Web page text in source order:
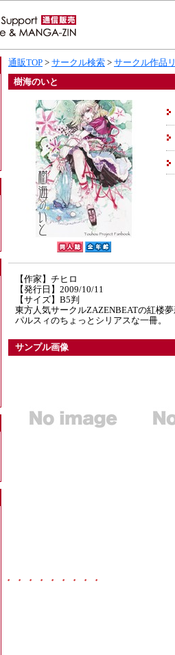
・・・・・・・・
通販TOP > サークル検索 > サークル作品
樹海のいと
【作家】チヒロ
【発行日】2009/10/11
【サイズ】B5判
東方人気サークルZAZENBEATの紅楼
パルスィのちょっとシリアスな一冊。
サンプル画像